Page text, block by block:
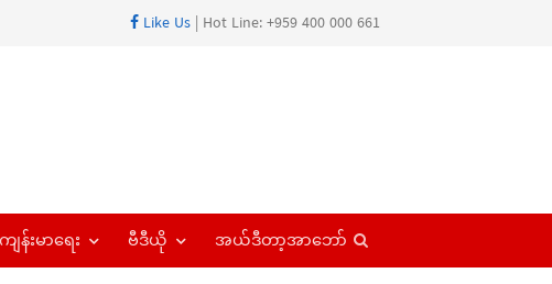
Like Us | Hot Line: +959 400 000 661
ကျန်းမာရေး ဗီဒီယို အယ်ဒီတာ့အာဘော်